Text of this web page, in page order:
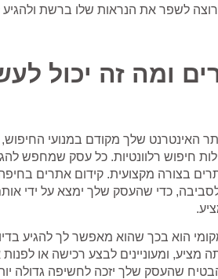
לשפר את הנראות שלו ברשת ולהגיע
ומה זה יכול
האינטרנט שלך מקודם במנועי
חיפוש רלוונטיות. כל עסק שמחפש
בצורה מקצועית. קידום אתרים
כדי שהעסק שלך ימצא על ידי
הוא בכך שהוא מאפשר לך להגיע
ומעוניינים לבצע רכישה או
שהעסק שלך יזכה לחשיפה גדולה